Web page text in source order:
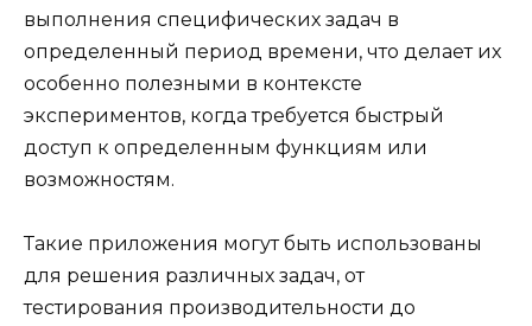
выполнения специфических задач в
определенный период времени, что делает их
особенно полезными в контексте
экспериментов, когда требуется быстрый
доступ к определенным функциям или
возможностям.
Такие приложения могут быть использованы
для решения различных задач, от
тестирования производительности до